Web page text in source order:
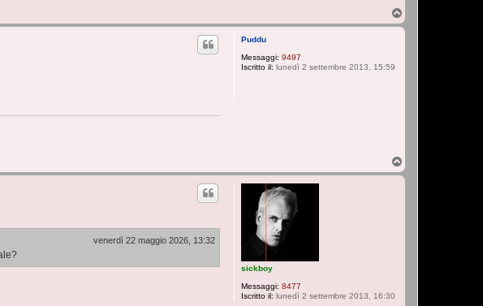
o
p
Puddu
Messaggi: 9497
Iscritto il: lunedì 2 settembre 2013, 15:59
o
p
sickboy
Messaggi: 8477
Iscritto il: lunedì 2 settembre 2013, 16:30
venerdì 22 maggio 2026, 13:32